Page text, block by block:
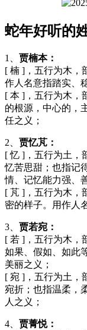
蛇年好听的
1、 贾楠本：
[ 楠 ]，五行为木，
作人名意指踏实、
[ 本 ]，五行为木，
的根源，中心的，
任之义；
2、 贾忆芃：
[ 忆 ]，五行为土，
忆苦思甜；也指记
情、记忆能力强、
[ 芃 ]，五行为木，
密的样子。用作人
3、 贾若宛：
[ 若 ]，五行为木，
如果、假如、如此
美丽之义；
[ 宛 ]，五行为土，
宛折；也指温柔，
人之义；
4、 贾菁悦：